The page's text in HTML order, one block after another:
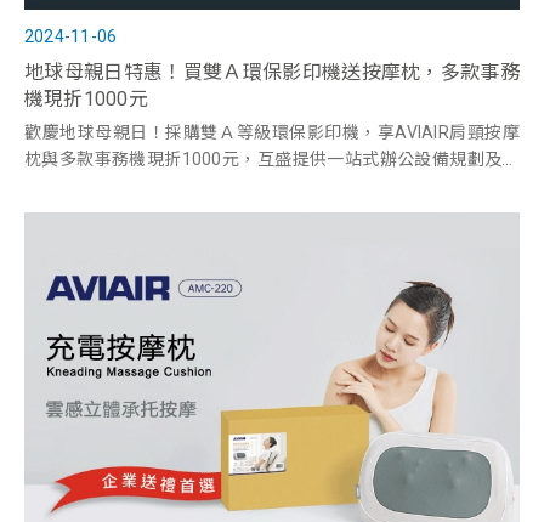
2024-11-06
地球母親日特惠！買雙Ａ環保影印機送按摩枕，多款事務
機現折1000元
歡慶地球母親日！採購雙Ａ等級環保影印機，享AVIAIR肩頸按摩
枕與多款事務機現折1000元，互盛提供一站式辦公設備規劃及影